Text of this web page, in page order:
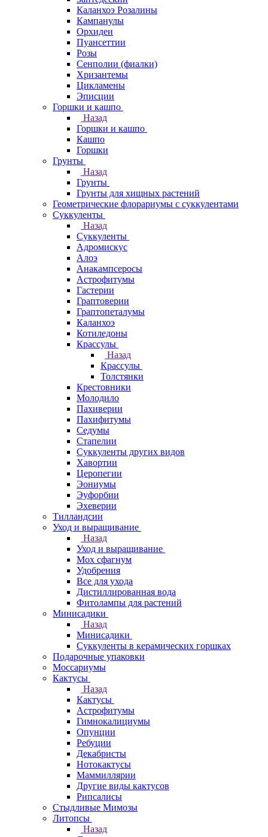
Каланхоэ Розалины
Кампанулы
Орхидеи
Пуансеттии
Розы
Сенполии (фиалки)
Хризантемы
Цикламены
Эписции
Горшки и кашпо
Назад
Горшки и кашпо
Кашпо
Горшки
Грунты
Назад
Грунты
Грунты для хищных растений
Геометрические флорариумы с суккулентами
Суккуленты
Назад
Суккуленты
Адромискус
Алоэ
Анакампсеросы
Астрофитумы
Гастерии
Граптоверии
Граптопеталумы
Каланхоэ
Котиледоны
Крассулы
Назад
Крассулы
Толстянки
Крестовники
Молодило
Пахиверии
Пахифитумы
Седумы
Стапелии
Суккуленты других видов
Хавортии
Церопегии
Эониумы
Эуфорбии
Эхеверии
Тилландсии
Уход и выращивание
Назад
Уход и выращивание
Мох сфагнум
Удобрения
Все для ухода
Дистиллированная вода
Фитолампы для растений
Минисадики
Назад
Минисадики
Суккуленты в керамических горшках
Подарочные упаковки
Моссариумы
Кактусы
Назад
Кактусы
Астрофитумы
Гимнокалициумы
Опунции
Ребуции
Декабристы
Нотокактусы
Маммиллярии
Другие виды кактусов
Рипсалисы
Стыдливые Мимозы
Литопсы
Назад